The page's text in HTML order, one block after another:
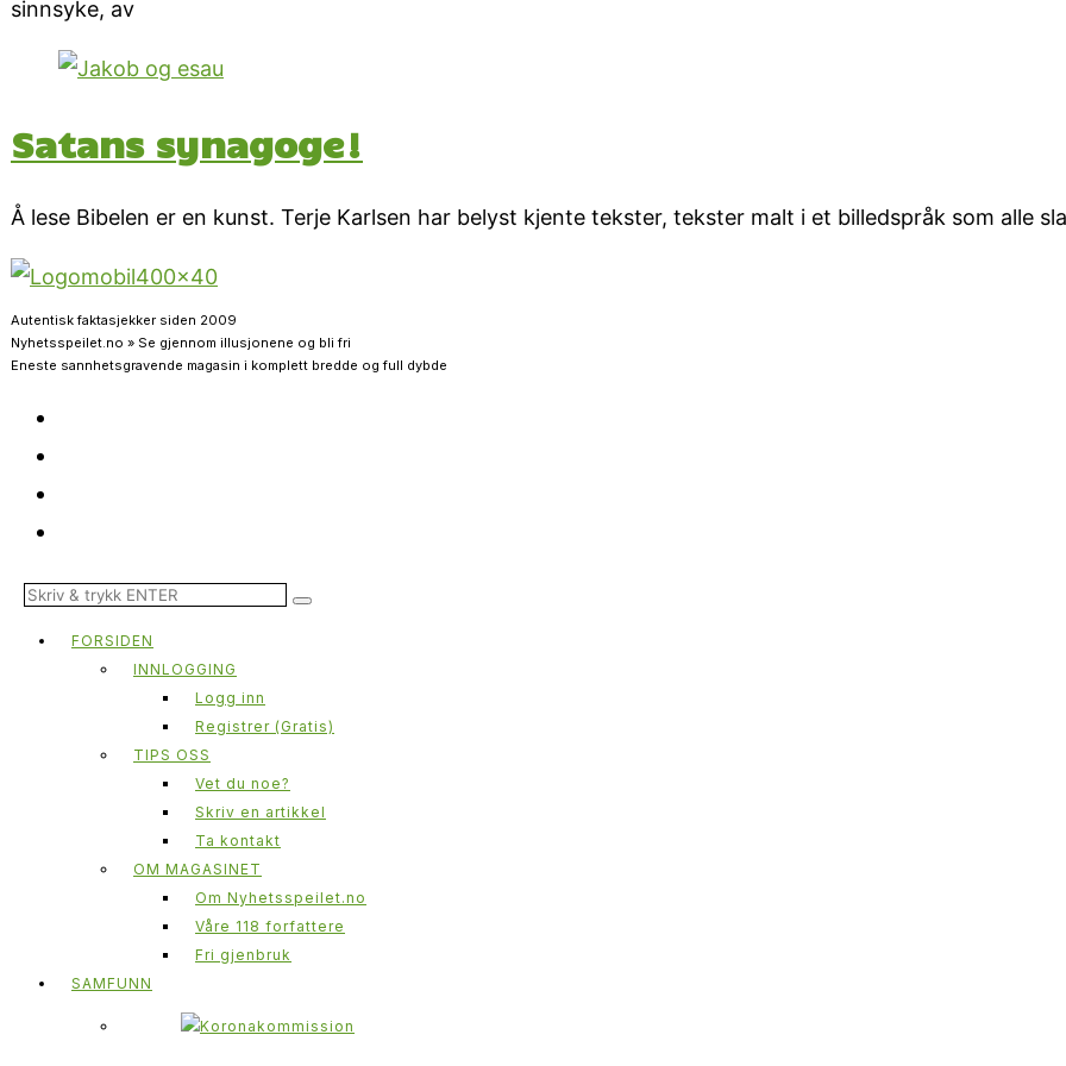
sinnsyke, av
Satans synagoge!
Å lese Bibelen er en kunst. Terje Karlsen har belyst kjente tekster, tekster malt i et billedspråk som alle
Autentisk faktasjekker siden 2009
Nyhetsspeilet.no » Se gjennom illusjonene og bli fri
Eneste sannhetsgravende magasin i komplett bredde og full dybde
FORSIDEN
INNLOGGING
Logg inn
Registrer (Gratis)
TIPS OSS
Vet du noe?
Skriv en artikkel
Ta kontakt
OM MAGASINET
Om Nyhetsspeilet.no
Våre 118 forfattere
Fri gjenbruk
SAMFUNN